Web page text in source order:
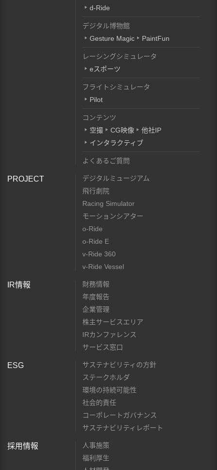
d-Ride
デジタル博物館
Gesture Magic
PaintFun
レーシングシミュレータ
eスポーツ
フライトシミュレータ
Pilot
コンテンツ
空撮
CG映像
他社IP
インタラクティブ
よくあるご質問
PROJECT
デジタルミュージアム
飛行劇院
Racing Simulator
モーションシアター
o-Ride
o-Ride E
v-Ride 360
v-Ride Vessel
IR情報
財務情報
年度報告
企業管理
株主サービスエリア
IRカンファレンス
サービス窓口
ESG
サステナビリティの方針
ステークホルダ
環境の持続可能性
社会的責任
コーポレートガバナンス
サステナビリティレポート
採用情報
人事施策
福利厚生